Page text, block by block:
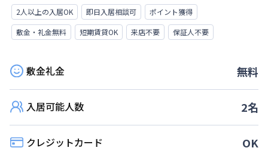
2人以上の入居OK
即日入居相談可
ポイント獲得
敷金・礼金無料
短期賃貸OK 来店不要 保証人不要
敷金礼金 無料
入居可能人数 2名
クレジットカード OK